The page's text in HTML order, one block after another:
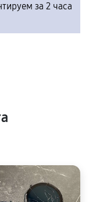
за 2 часа